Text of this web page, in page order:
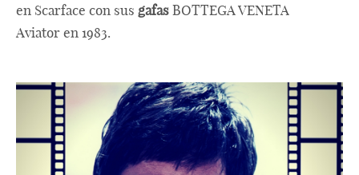
en Scarface con sus gafasBOTTEGA VENETA
Aviator en 1983.